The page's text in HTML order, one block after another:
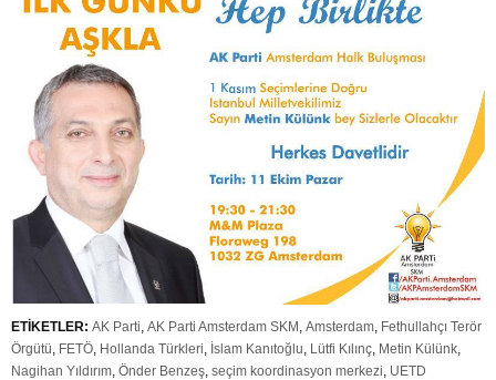
ETİKETLER: AK Parti AK Parti Amsterdam SKM Amsterdam Fethullahçı Terör
Örgütü FETÖ Hollanda Türkleri İslam Kanıtoğlu Lütfi Kılınç Metin Külünk
Nagihan Yıldırım Önder Benzeş seçim koordinasyon merkezi UETD